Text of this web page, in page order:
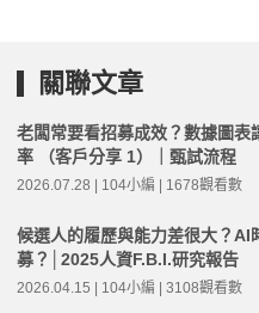
關聯文章
老闆常要看招募成效？數據圖表
率 （客戶分享 1）｜甄試流程
2026.07.28 | 104小編 | 1678觀看數
候選人的履歷與能力差很大？AI
募？│2025人資F.B.I.研究報告
2026.04.15 | 104小編 | 3108觀看數